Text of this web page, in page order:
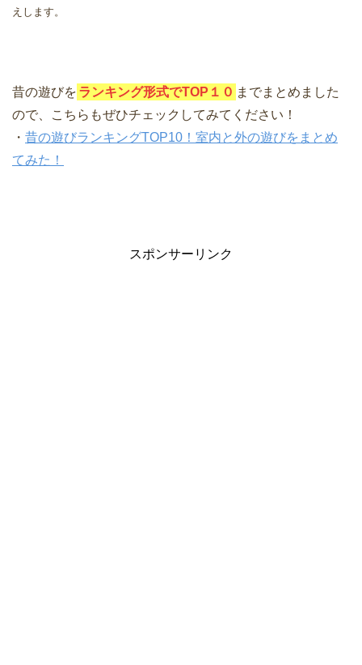
えします。
昔の遊びを ランキング形式でTOP１０ までまとめました
ので、こちらもぜひチェックしてみてください！
・ 昔の遊びランキングTOP10！室内と外の遊びをまとめ
てみた！
スポンサーリンク